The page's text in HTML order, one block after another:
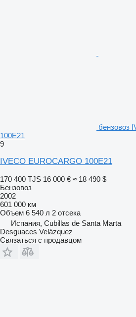
бензовоз
100E21
9
IVECO EUROCARGO 100E21
170 400 TJS 16 000 € ≈ 18 490 $
Бензовоз
2002
601 000 км
Объем 6 540 л 2 отсека
Испания, Cubillas de Santa Marta
Desguaces Velázquez
Связаться с продавцом